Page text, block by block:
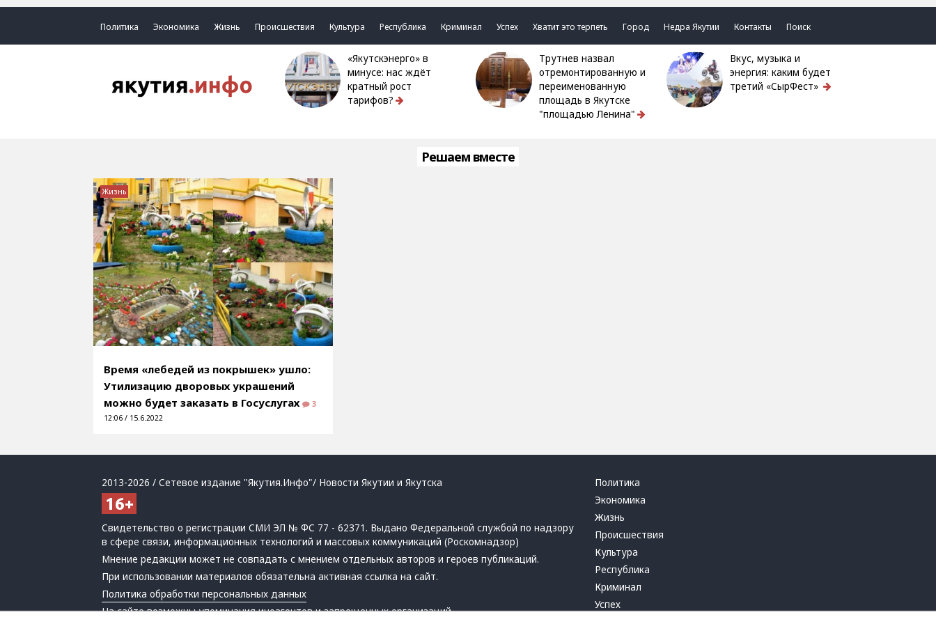
Политика Экономика Жизнь Происшествия Культура Республика Криминал Успех Хватит это терпеть Город Недра Якутии Контакты Поиск
«Якутскэнерго» в
минусе: нас ждёт
кратный рост
тарифов?
Трутнев назвал
отремонтированную и
переименованную
площадь в Якутске
"площадью Ленина"
Вкус, музыка и
энергия: каким будет
третий «СырФест»
Решаем вместе
Время «лебедей из покрышек» ушло:
Утилизацию дворовых украшений
можно будет заказать в Госуслугах
3
12:06 / 15.6.2022
Жизнь
2013-2026 / Сетевое издание "Якутия.Инфо"/ Новости Якутии и Якутска
Свидетельство о регистрации СМИ ЭЛ № ФС 77 - 62371. Выдано Федеральной службой по надзору
в сфере связи, информационных технологий и массовых коммуникаций (Роскомнадзор)
Мнение редакции может не совпадать с мнением отдельных авторов и героев публикаций.
При использовании материалов обязательна активная ссылка на сайт.
Политика обработки персональных данных
На сайте возможны упоминанияиноагентовизапрещенных организаций
Политика
Экономика
Жизнь
Происшествия
Культура
Республика
Криминал
Успех